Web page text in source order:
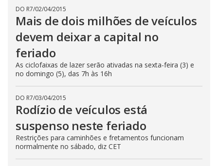
DO R7/02/04/2015
Mais de dois milhões de veículos
devem deixar a capital no
feriado
As ciclofaixas de lazer serão ativadas na sexta-feira (3) e
no domingo (5), das 7h às 16h
DO R7/03/04/2015
Rodízio de veículos está
suspenso neste feriado
Restrições para caminhões e fretamentos funcionam
normalmente no sábado, diz CET